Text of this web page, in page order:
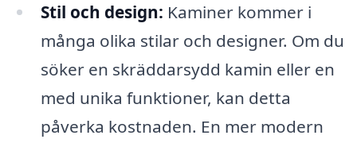
Stil och design: Kaminer kommer i
många olika stilar och designer. Om du
söker en skräddarsydd kamin eller en
med unika funktioner, kan detta
påverka kostnaden. En mer modern